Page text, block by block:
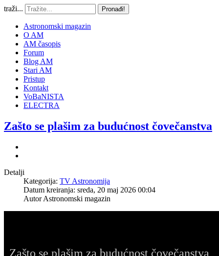
traži... Pronađi!
Astronomski magazin
O AM
AM časopis
Forum
Blog AM
Stari AM
Pristup
Kontakt
VoBaNISTA
ELECTRA
Zašto se plašim za budućnost čovečanstva
Detalji
Kategorija: TV Astronomija
Datum kreiranja: sreda, 20 maj 2026 00:04
AutorAstronomski magazin
Zašto se plašim za budućnost čovečanstva